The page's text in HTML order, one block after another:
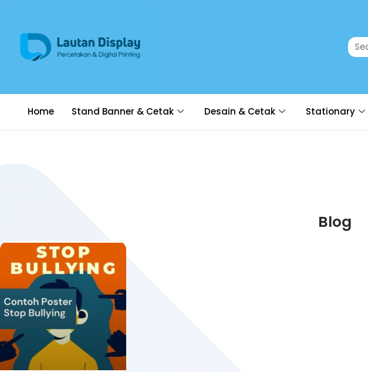
Home Stand Banner & Cetak Desain & Cetak Stationary
Blog